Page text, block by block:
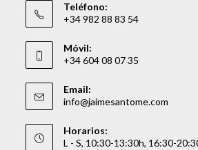
Teléfono:
+34 982 88 83 54
Móvil:
+34 604 08 07 35
Email:
info@jaimesantome.com
Horarios:
L - S, 10:30-13:30h, 16:30-